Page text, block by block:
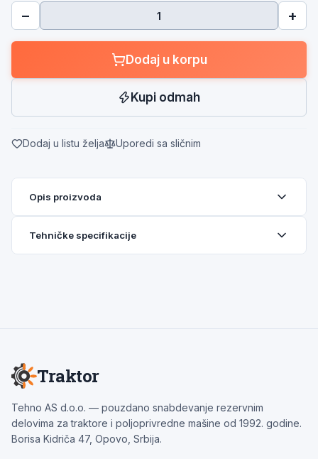
− +
Dodaj u korpu
Kupi odmah
Dodaj u listu želja Uporedi sa sličnim
Opis proizvoda
Tehničke specifikacije
Traktor
Tehno AS d.o.o. — pouzdano snabdevanje rezervnim
delovima za traktore i poljoprivredne mašine od 1992. godine.
Borisa Kidriča 47, Opovo, Srbija.